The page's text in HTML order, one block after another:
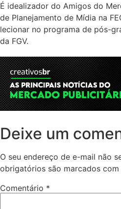
É idealizador do Amigos do
de Planejamento de Mídia na
lecionar no programa de pós-
da FGV.
Deixe um
O seu endereço de e-mail não
obrigatórios são marcados com
Comentário *